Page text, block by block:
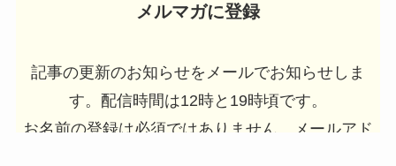
メルマガに登録
記事の更新のお知らせをメールでお知らせしま
す。配信時間は12時と19時頃です。
お名前の登録は必須ではありません 。メールアド